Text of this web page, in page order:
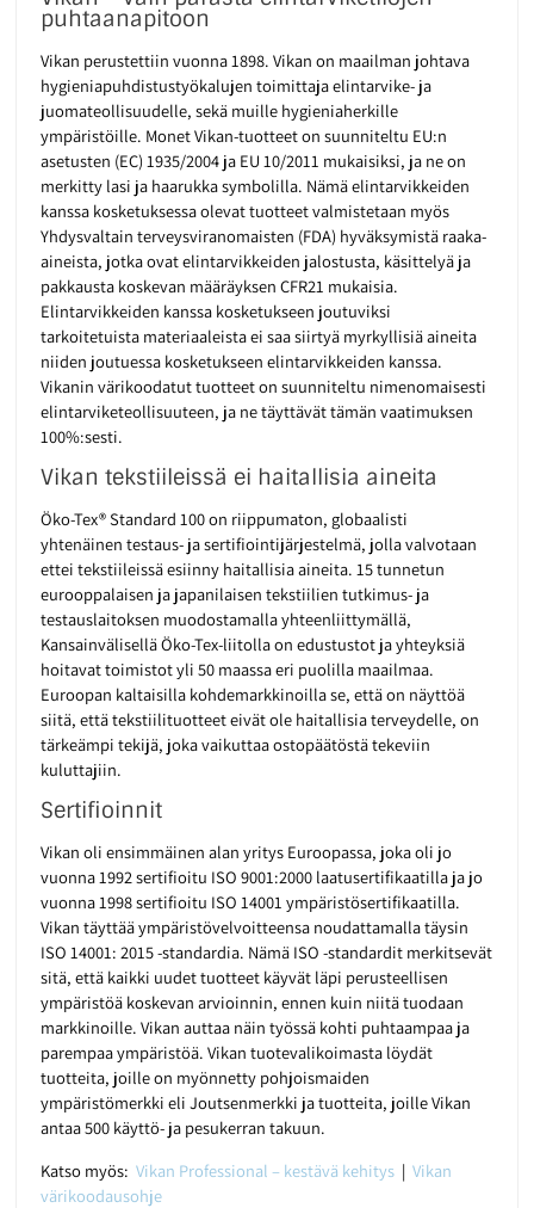
puhtaanapitoon
Vikan perustettiin vuonna 1898. Vikan on maailman johtava
hygieniapuhdistustyökalujen toimittaja elintarvike- ja
juomateollisuudelle, sekä muille hygieniaherkille
ympäristöille. Monet Vikan-tuotteet on suunniteltu EU:n
asetusten (EC) 1935/2004 ja EU 10/2011 mukaisiksi, ja ne on
merkitty lasi ja haarukka symbolilla. Nämä elintarvikkeiden
kanssa kosketuksessa olevat tuotteet valmistetaan myös
Yhdysvaltain terveysviranomaisten (FDA) hyväksymistä raaka-
aineista, jotka ovat elintarvikkeiden jalostusta, käsittelyä ja
pakkausta koskevan määräyksen CFR21 mukaisia.
Elintarvikkeiden kanssa kosketukseen joutuviksi
tarkoitetuista materiaaleista ei saa siirtyä myrkyllisiä aineita
niiden joutuessa kosketukseen elintarvikkeiden kanssa.
Vikanin värikoodatut tuotteet on suunniteltu nimenomaisesti
elintarviketeollisuuteen, ja ne täyttävät tämän vaatimuksen
100%:sesti.
Vikan tekstiileissä ei haitallisia aineita
Öko-Tex® Standard 100 on riippumaton, globaalisti
yhtenäinen testaus- ja sertifiointijärjestelmä, jolla valvotaan
ettei tekstiileissä esiinny haitallisia aineita. 15 tunnetun
eurooppalaisen ja japanilaisen tekstiilien tutkimus- ja
testauslaitoksen muodostamalla yhteenliittymällä,
Kansainvälisellä Öko-Tex-liitolla on edustustot ja yhteyksiä
hoitavat toimistot yli 50 maassa eri puolilla maailmaa.
Euroopan kaltaisilla kohdemarkkinoilla se, että on näyttöä
siitä, että tekstiilituotteet eivät ole haitallisia terveydelle, on
tärkeämpi tekijä, joka vaikuttaa ostopäätöstä tekeviin
kuluttajiin.
Sertifioinnit
Vikan oli ensimmäinen alan yritys Euroopassa, joka oli jo
vuonna 1992 sertifioitu ISO 9001:2000 laatusertifikaatilla ja jo
vuonna 1998 sertifioitu ISO 14001 ympäristösertifikaatilla.
Vikan täyttää ympäristövelvoitteensa noudattamalla täysin
ISO 14001: 2015 -standardia. Nämä ISO -standardit merkitsevät
sitä, että kaikki uudet tuotteet käyvät läpi perusteellisen
ympäristöä koskevan arvioinnin, ennen kuin niitä tuodaan
markkinoille. Vikan auttaa näin työssä kohti puhtaampaa ja
parempaa ympäristöä. Vikan tuotevalikoimasta löydät
tuotteita, joille on myönnetty pohjoismaiden
ympäristömerkki eli Joutsenmerkki ja tuotteita, joille Vikan
antaa 500 käyttö- ja pesukerran takuun.
Katso myös:Vikan Professional – kestävä kehitys | Vikan
värikoodausohje